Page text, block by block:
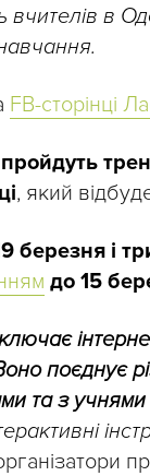
вчителів в
FB-сторінці
, який
березня і
до 15
поєднує
та з учнями